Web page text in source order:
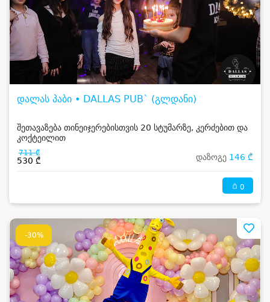
დალას პაბი • DALLAS PUB` (გლდანი)
შეთავაზება თინეიჯერებისთვის 20 სტუმარზე, კერძებით და
კოქტეილით
711 ₾
530 ₾ დაზოგე 146 ₾
0
-30%